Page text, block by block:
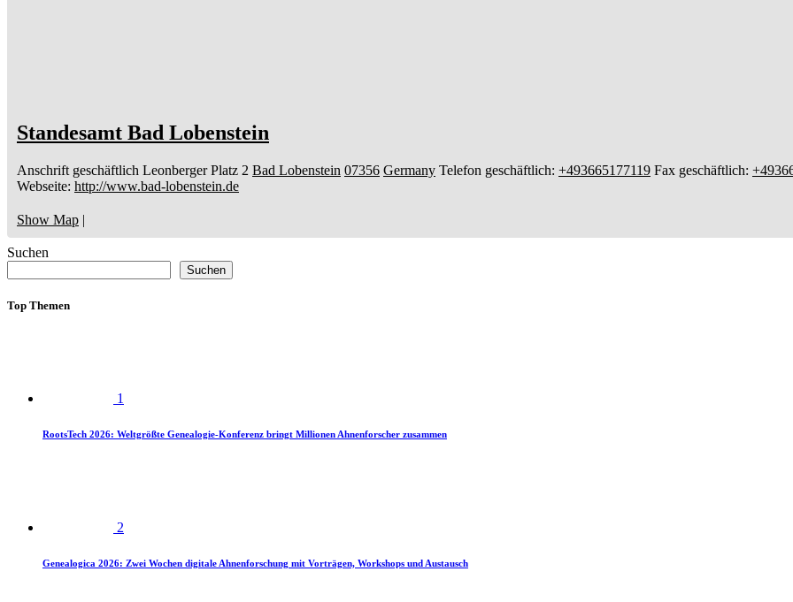
Standesamt Bad Lobenstein
Anschrift geschäftlich Leonberger Platz 2 Bad Lobenstein 07356 Germany Telefon geschäftlich: +493665177119 Fax geschäftlich:
Webseite: http://www.bad-lobenstein.de
Show Map |
Suchen
Suchen
Top Themen
1
RootsTech 2026: Weltgrößte Genealogie-Konferenz bringt Millionen Ahnenforscher zusammen
2
Genealogica 2026: Zwei Wochen digitale Ahnenforschung mit Vorträgen, Workshops und Austausch